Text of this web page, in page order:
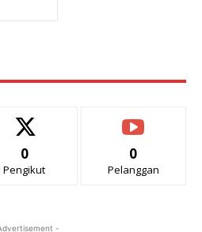
0
Pengikut
0
Pelanggan
-